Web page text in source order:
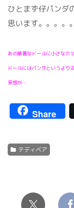
ひとまず仔パンダ
思います。。。。
あの華奢なドールに小さなク
ドールにはパンダというより
妄想が…
Share
テディベア